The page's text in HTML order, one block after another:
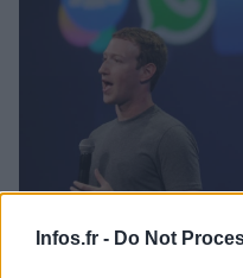
Infos.fr - Do Not
Facebook et